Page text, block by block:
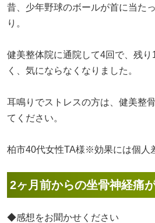
昔、少年野球のボールが首に当た
り。
健美整体院に通院して4回で、残り
く、気にならなくなりました。
耳鳴りでストレスの方は、健美整
てください。
柏市40代女性TA様※効果には個人
2ヶ月前からの坐骨神経痛
◆感想をお聞かせください